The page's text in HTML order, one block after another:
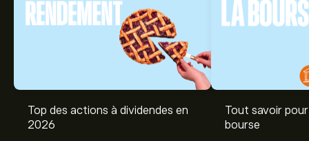
Top des actions à dividendes en
2026
Tout savoir
bourse